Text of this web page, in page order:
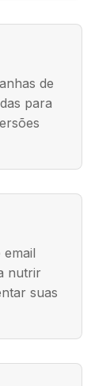
de
para
email
nutrir
suas